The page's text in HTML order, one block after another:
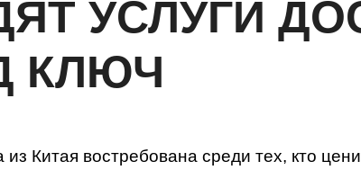
УСЛУГИ
КЛЮЧ
Китая востребована среди тех, кто